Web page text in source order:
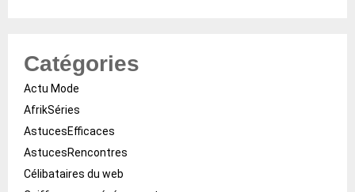
Catégories
Actu Mode
AfrikSéries
AstucesEfficaces
AstucesRencontres
Célibataires du web